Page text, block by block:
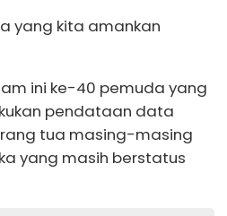
yang kita amankan
ini ke-40 pemuda yang
pendataan data
tua masing-masing
yang masih berstatus